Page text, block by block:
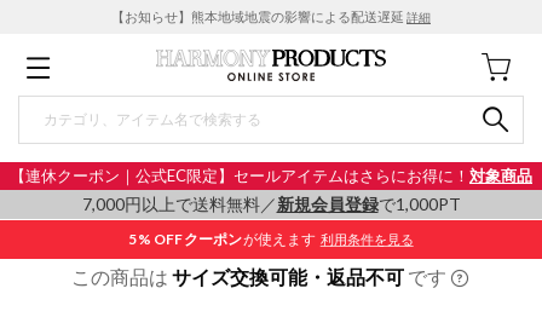
【お知らせ】熊本地域地震の影響による配送遅延 詳細
【連休クーポン｜公式EC限定】セールアイテムはさらにお得に！ 対象商品
7,000円以上で送料無料／新規会員登録で1,000PT
5% OFFクーポンが使えます 利用条件を見る
この商品は サイズ交換可能・返品不可 です